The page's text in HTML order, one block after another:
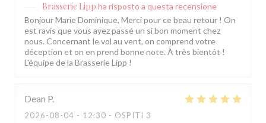
Brasserie Lipp ha risposto a questa recensione
Bonjour Marie Dominique, Merci pour ce beau retour ! On
est ravis que vous ayez passé un si bon moment chez
nous. Concernant le vol au vent, on comprend votre
déception et on en prend bonne note. À très bientôt !
L'équipe de la Brasserie Lipp !
Dean P
2026-08-04 - 12:30 - OSPITI 3